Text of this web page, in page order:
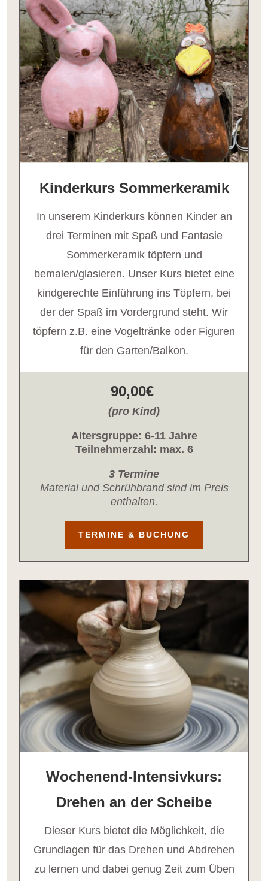
Kinderkurs Sommerkeramik
In unserem Kinderkurs können Kinder an
drei Terminen mit Spaß und Fantasie
Sommerkeramik töpfern und
bemalen/glasieren. Unser Kurs bietet eine
kindgerechte Einführung ins Töpfern, bei
der der Spaß im Vordergrund steht. Wir
töpfern z.B. eine Vogeltränke oder Figuren
für den Garten/Balkon.
90,00€
(pro Kind)
Altersgruppe: 6-11 Jahre
Teilnehmerzahl: max. 6
3 Termine
Material und Schrühbrand sind im Preis
enthalten.
TERMINE & BUCHUNG
Wochenend-Intensivkurs:
Drehen an der Scheibe
Dieser Kurs bietet die Möglichkeit, die
Grundlagen für das Drehen und Abdrehen
zu lernen und dabei genug Zeit zum Üben